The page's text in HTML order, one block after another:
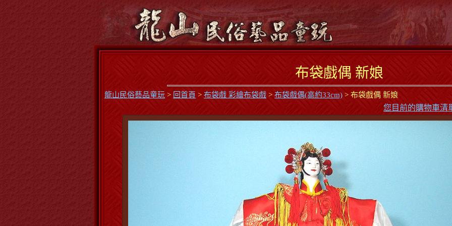
布袋戲偶 新娘
龍山民俗藝品童玩 > 回首頁 > 布袋戲 彩繪布袋戲 > 布袋戲偶(高約33cm) > 布袋戲偶 新娘
您目前的購物車清